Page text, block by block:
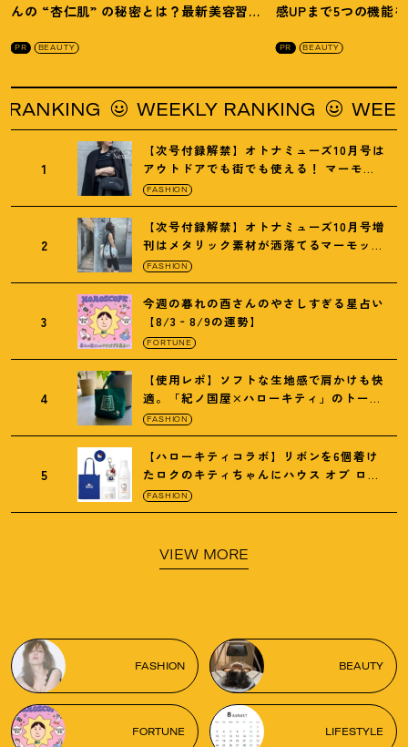
んの “杏仁肌” の秘密とは ？ 最新美容習慣
PR BEAUTY
感UPまで5つの機能
PR BEAUTY
WEEKLY RANKING WEEKLY
1
【次号付録解禁】オトナミューズ10月号は
アウトドアでも街でも使える ！ マーモッ
トの黒ショルダー
FASHION
2
【次号付録解禁】オトナミューズ10月号増
刊はメタリック素材が洒落てるマーモット
の保冷バッグ
FASHION
3
今週の暮れの酉さんのやさしすぎる星占い
【8/3‐8/9の運勢】
FORTUNE
4
【使用レポ】ソフトな生地感で肩かけも快
適。「紀ノ国屋×ハローキティ」のトート
がガシガシ使えて最高です
FASHION
5
【ハローキティコラボ】リボンを6個着け
たロクのキティちゃんにハウス オブ ロー
ゼの限定パケも
FASHION
VIEW MORE
FASHION BEAUTY
FORTUNE LIFESTYLE